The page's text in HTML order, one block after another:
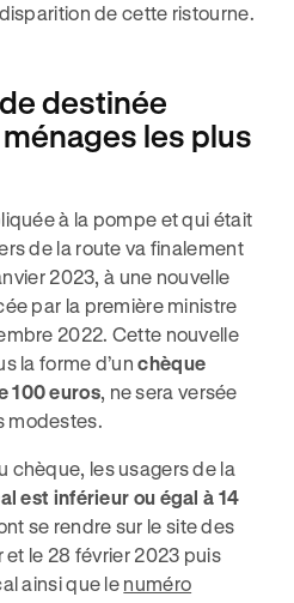
de cette ristourne.
destinée
les plus
à la pompe et qui était
de la route va finalement
2023, à une nouvelle
par la première ministre
2022. Cette nouvelle
la forme d’un chèque
100 euros, ne sera versée
modestes.
chèque, les usagers de la
est inférieur ou égal à 14
se rendre sur le site des
et le 28 février 2023 puis
ainsi que le numéro